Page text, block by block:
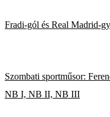
Fradi-gól és Real Madrid-
Szombati sportműsor:
NB I, NB II, NB III